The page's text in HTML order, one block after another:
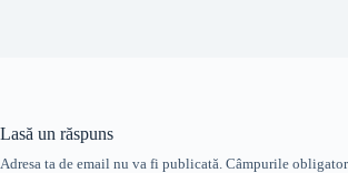
Lasă un răspuns
Adresa ta de email nu va fi publicată. Câmpurile